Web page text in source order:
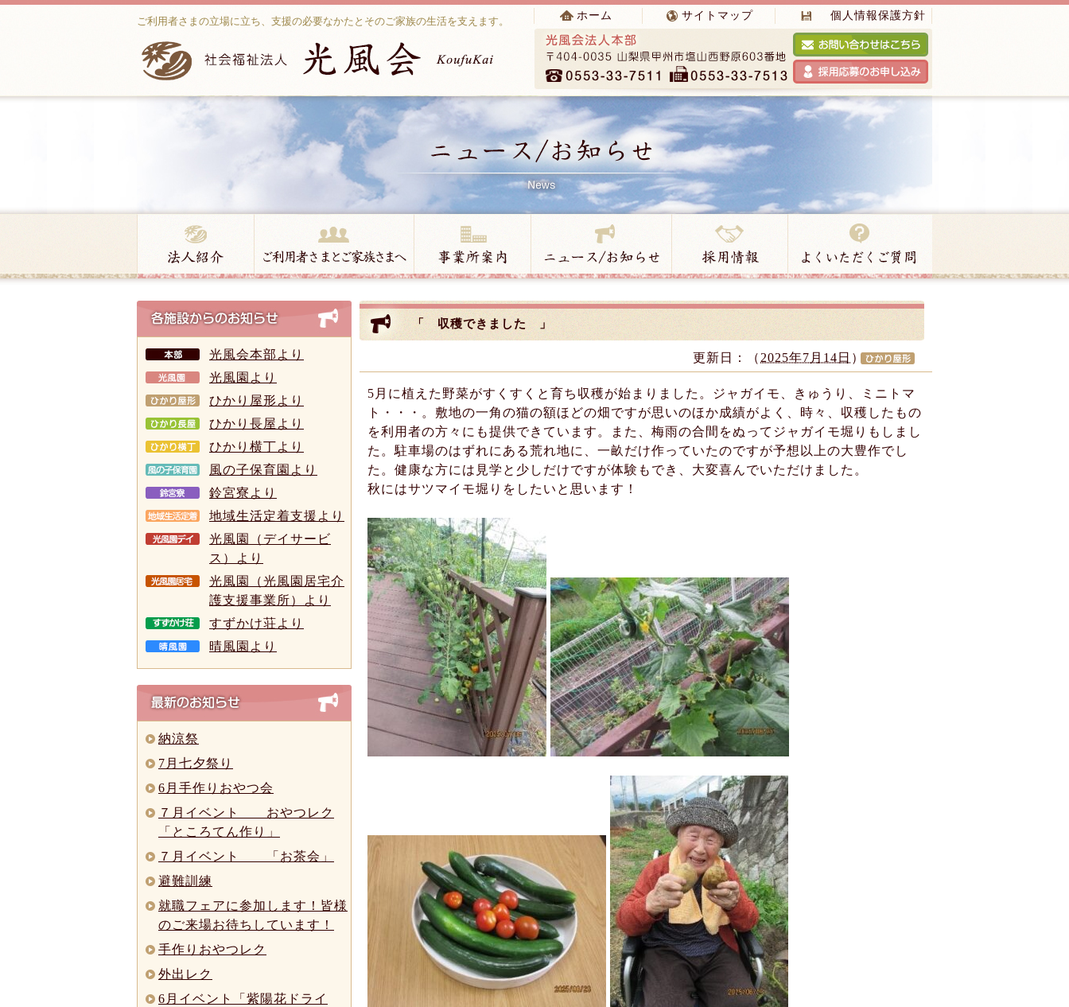
ご利用者さまの立場に立ち、支援の必要なかたとそのご家族の生活を支えます。 ホーム サイトマップ 個人情報保護方針
光風会本部より
光風園より
ひかり屋形より
ひかり長屋より
ひかり横丁より
風の子保育園より
鈴宮寮より
地域生活定着支援より
光風園（デイサービ
ス）より
光風園（光風園居宅介
護支援事業所）より
すずかけ荘より
晴風園より
納涼祭
7月七夕祭り
6月手作りおやつ会
７月イベント おやつレク
「ところてん作り」
７月イベント 「お茶会」
避難訓練
就職フェアに参加します！皆様
のご来場お待ちしています！
手作りおやつレク
外出レク
6月イベント「紫陽花ドライ
「 収穫できました 」
更新日：（ 2025年7月14日 ）
5月に植えた野菜がすくすくと育ち収穫が始まりました。ジャガイモ、きゅうり、ミニトマ
ト・・・。敷地の一角の猫の額ほどの畑ですが思いのほか成績がよく、時々、収穫したもの
を利用者の方々にも提供できています。また、梅雨の合間をぬってジャガイモ堀りもしまし
た。駐車場のはずれにある荒れ地に、一畝だけ作っていたのですが予想以上の大豊作でし
た。健康な方には見学と少しだけですが体験もでき、大変喜んでいただけました。
秋にはサツマイモ堀りをしたいと思います！